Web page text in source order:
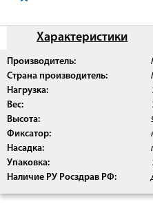
Характеристики
Производитель:
Страна производитель:
Нагрузка:
Вес:
Высота:
Фиксатор:
Насадка:
Упаковка:
Наличие РУ Росздрав РФ:
РФ.